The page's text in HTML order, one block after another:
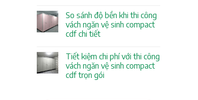
So sánh độ bền khi thi công
vách ngăn vệ sinh compact
cdf chi tiết
Tiết kiệm chi phí với thi công
vách ngăn vệ sinh compact
cdf trọn gói